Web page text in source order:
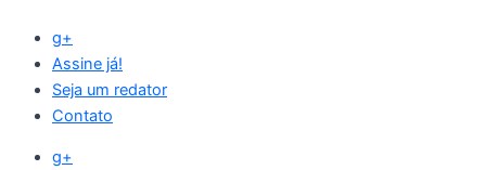
para
conteúdo
g+
Assine já!
Seja um redator
Contato
g+